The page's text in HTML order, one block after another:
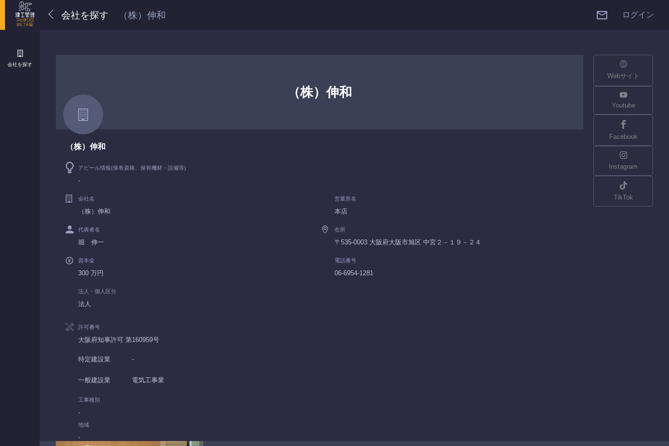
会社を探す （株）伸和 ログイン
（株）伸和
（株）伸和
アピール情報(保有資格、保有機材・設備等)
-
会社名
（株）伸和
代表者名
堀 伸一
資本金
300 万円
法人・個人区分
法人
営業所名
本店
在所
〒535-0003 大阪府大阪市旭区 中宮２－１９－２４
電話番号
06-6954-1281
許可番号
大阪府知事許可 第160959号
特定建設業 -
一般建設業 電気工事業
工事種別
-
地域
-
Webサイト
Youtube
Facebook
Instagram
TikTok
会社を探す